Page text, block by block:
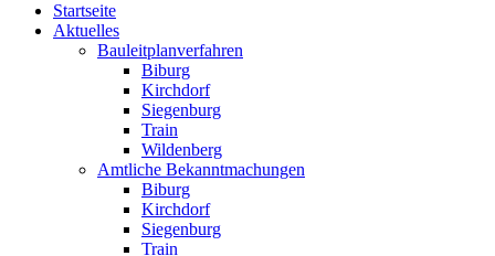
Startseite
Aktuelles
Bauleitplanverfahren
Biburg
Kirchdorf
Siegenburg
Train
Wildenberg
Amtliche Bekanntmachungen
Biburg
Kirchdorf
Siegenburg
Train